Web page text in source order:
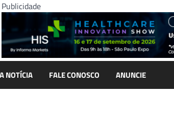
Publicidade
NOTÍCIA FALE CONOSCO ANUNCIE